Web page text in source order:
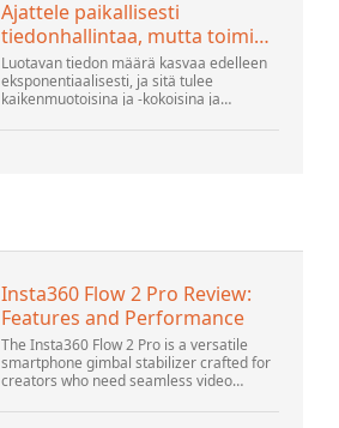
Ajattele paikallisesti
tiedonhallintaa, mutta toimi
globaalisti
Luotavan tiedon määrä kasvaa edelleen
eksponentiaalisesti, ja sitä tulee
kaikenmuotoisina ja -kokoisina ja
jäsenneltyä ja - yhä enemmän -
Insta360 Flow 2 Pro Review:
Features and Performance
The Insta360 Flow 2 Pro is a versatile
smartphone gimbal stabilizer crafted for
creators who need seamless video
for vlogging, live streaming, and video